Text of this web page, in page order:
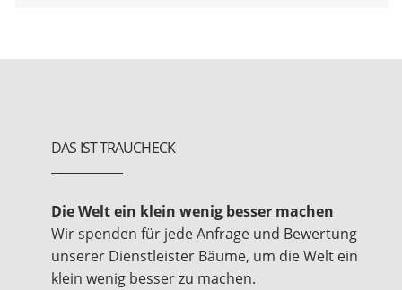
DAS IST TRAUCHECK
Die Welt ein klein wenig besser machen
Wir spenden für jede Anfrage und Bewertung
unserer Dienstleister Bäume, um die Welt ein
klein wenig besser zu machen.